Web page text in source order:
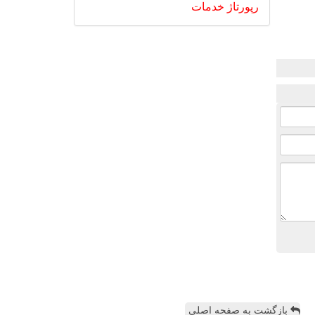
رپورتاژ خدمات
بازگشت به صفحه اصلی